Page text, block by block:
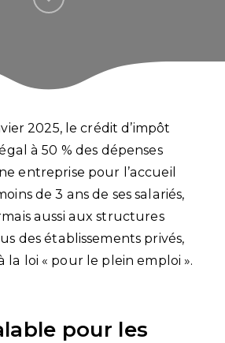
2025, le crédit d’impôt
à 50 % des dépenses
entreprise pour l’accueil
de 3 ans de ses salariés,
aussi aux structures
des établissements privés,
loi « pour le plein emploi ».
pour les